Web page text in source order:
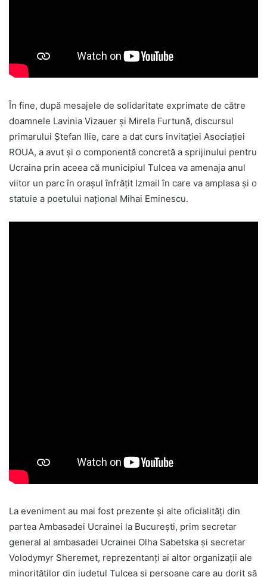
În fine, după mesajele de solidaritate exprimate de către
doamnele Lavinia Vizauer și Mirela Furtună, discursul
primarului Ștefan Ilie, care a dat curs invitației Asociației
ROUA, a avut și o componentă concretă a sprijinului pentru
Ucraina prin aceea că municipiul Tulcea va amenaja anul
viitor un parc în orașul înfrățit Izmail în care va amplasa și o
statuie a poetului național Mihai Eminescu.
La eveniment au mai fost prezente și alte oficialități din
partea Ambasadei Ucrainei la București, prim secretar
general al ambasadei Ucrainei Olha Sabetska și secretar
Volodymyr Sheremet, reprezentanți ai altor organizații ale
minorităților din județul Tulcea și persoane care au dorit să